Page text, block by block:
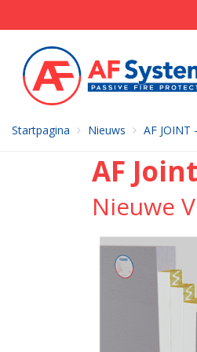
Startpagina Nieuws AF JOINT
AF Joint
Nieuwe